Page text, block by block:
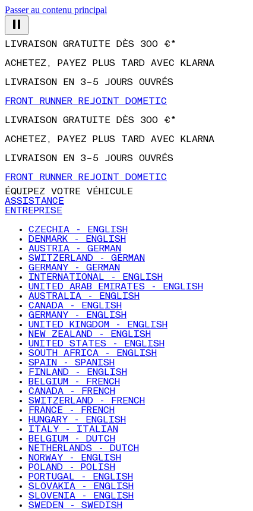
Passer au contenu principal
LIVRAISON GRATUITE DÈS 300 €*
ACHETEZ, PAYEZ PLUS TARD AVEC KLARNA
LIVRAISON EN 3–5 JOURS OUVRÉS
FRONT RUNNER REJOINT DOMETIC
LIVRAISON GRATUITE DÈS 300 €*
ACHETEZ, PAYEZ PLUS TARD AVEC KLARNA
LIVRAISON EN 3–5 JOURS OUVRÉS
FRONT RUNNER REJOINT DOMETIC
ÉQUIPEZ VOTRE VÉHICULE
ASSISTANCE
ENTREPRISE
CZECHIA - ENGLISH
DENMARK - ENGLISH
AUSTRIA - GERMAN
SWITZERLAND - GERMAN
GERMANY - GERMAN
INTERNATIONAL - ENGLISH
UNITED ARAB EMIRATES - ENGLISH
AUSTRALIA - ENGLISH
CANADA - ENGLISH
GERMANY - ENGLISH
UNITED KINGDOM - ENGLISH
NEW ZEALAND - ENGLISH
UNITED STATES - ENGLISH
SOUTH AFRICA - ENGLISH
SPAIN - SPANISH
FINLAND - ENGLISH
BELGIUM - FRENCH
CANADA - FRENCH
SWITZERLAND - FRENCH
FRANCE - FRENCH
HUNGARY - ENGLISH
ITALY - ITALIAN
BELGIUM - DUTCH
NETHERLANDS - DUTCH
NORWAY - ENGLISH
POLAND - POLISH
PORTUGAL - ENGLISH
SLOVAKIA - ENGLISH
SLOVENIA - ENGLISH
SWEDEN - SWEDISH